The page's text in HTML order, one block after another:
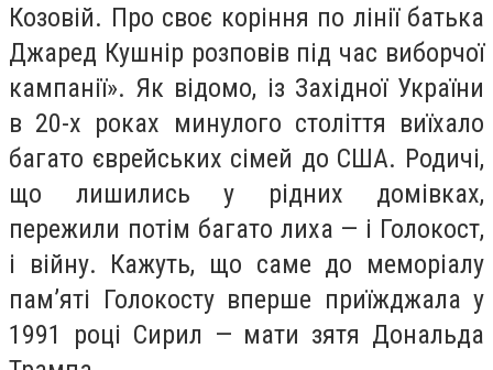
Козовій. Про своє коріння по лінії батька
Джаред Кушнір розповів під час виборчої
кампанії». Як відомо, із Західної України
в 20-х роках минулого століття виїхало
багато єврейських сімей до США. Родичі,
що лишились у рідних домівках,
пережили потім багато лиха — і Голокост,
і війну. Кажуть, що саме до меморіалу
пам’яті Голокосту вперше приїжджала у
1991 році Сирил — мати зятя Дональда